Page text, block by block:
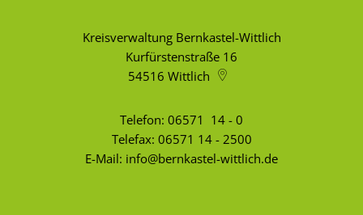
Kreisverwaltung Bernkastel-Wittlich
Kurfürstenstraße 16
54516 Wittlich
Telefon: 06571 14 - 0
Telefax: 06571 14 - 2500
E-Mail: info@bernkastel-wittlich.de